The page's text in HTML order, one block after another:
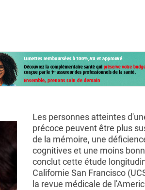
Les personnes atteintes
précoce peuvent être plus
de la mémoire, une
cognitives et une moins
conclut cette étude
Californie San Francisco
la revue médicale de